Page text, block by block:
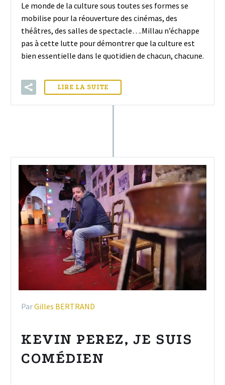
Le monde de la culture sous toutes ses formes se
mobilise pour la réouverture des cinémas, des
théâtres, des salles de spectacle….Millau n’échappe
pas à cette lutte pour démontrer que la culture est
bien essentielle dans le quotidien de chacun, chacune.
LIRE LA SUITE
ParGilles BERTRAND
KEVIN PEREZ, JE SUIS
COMÉDIEN